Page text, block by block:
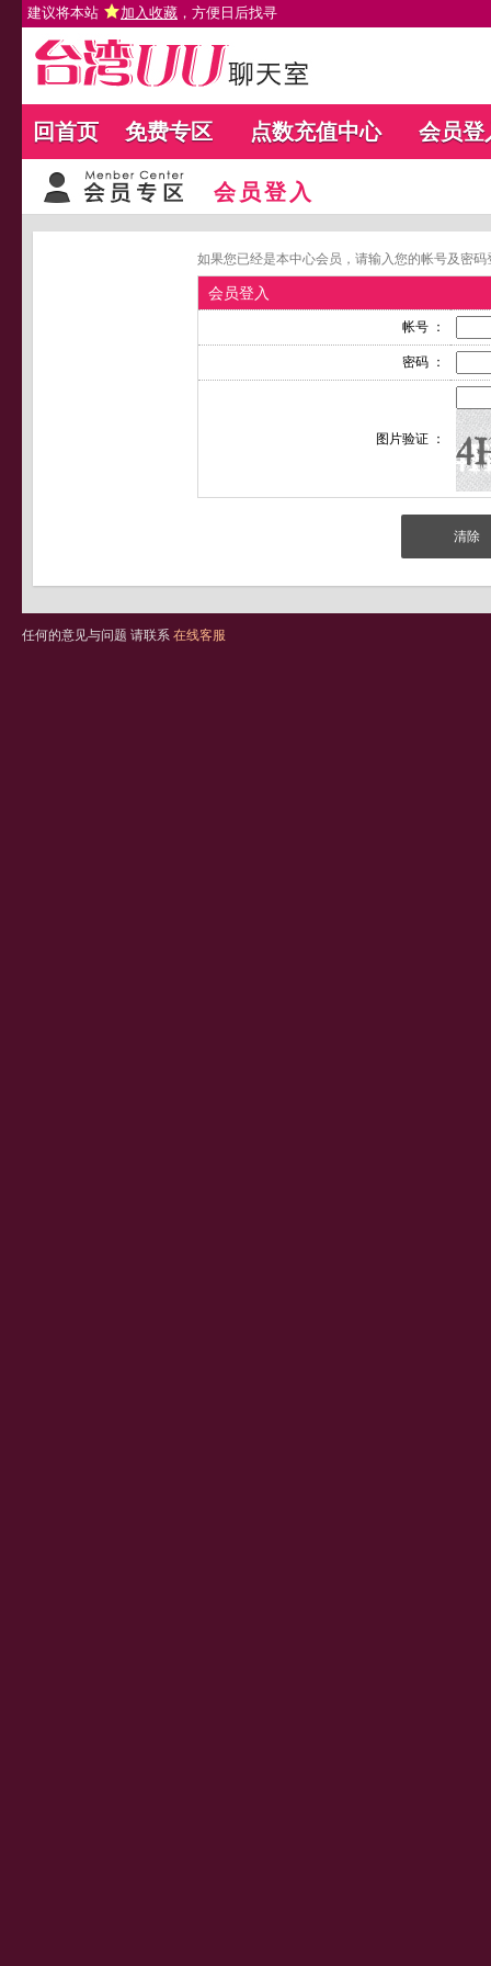
建议将本站 加入收藏 ，方便日后找寻
回首页 免费专区 点数充值中心 会员登
会员登入
如果您已经是本中心会员，请输入您的帐号及密
会员登入
帐号 ：
密码 ：
图片验证 ：
任何的意见与问题 请联系 在线客服